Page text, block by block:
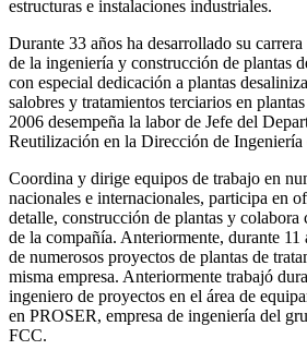
estructuras e instalaciones industriales.
Durante 33 años ha desarrollado su
de la ingeniería y construcción de plantas
con especial dedicación a plantas
salobres y tratamientos terciarios en
2006 desempeña la labor de Jefe del
Reutilización en la Dirección de
Coordina y dirige equipos de trabajo en
nacionales e internacionales, participa en
detalle, construcción de plantas y
de la compañía. Anteriormente, durante 11
de numerosos proyectos de plantas de
misma empresa. Anteriormente trabajó
ingeniero de proyectos en el área de
en PROSER, empresa de ingeniería del
FCC.